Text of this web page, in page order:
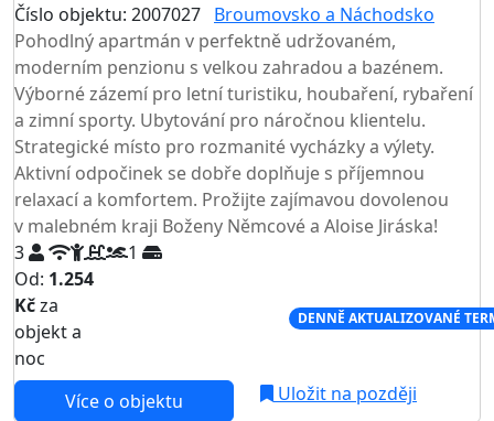
Číslo objektu: 2007027 Broumovsko a Náchodsko
Pohodlný apartmán v perfektně udržovaném,
moderním penzionu s velkou zahradou a bazénem.
Výborné zázemí pro letní turistiku, houbaření, rybaření
a zimní sporty. Ubytování pro náročnou klientelu.
Strategické místo pro rozmanité vycházky a výlety.
Aktivní odpočinek se dobře doplňuje s příjemnou
relaxací a komfortem. Prožijte zajímavou dovolenou
v malebném kraji Boženy Němcové a Aloise Jiráska!
3
1
Od: 1.254
Kčza
objekt a
noc
DENNĚ AKTUALIZOVANÉ
Více o objektu Uložit na později